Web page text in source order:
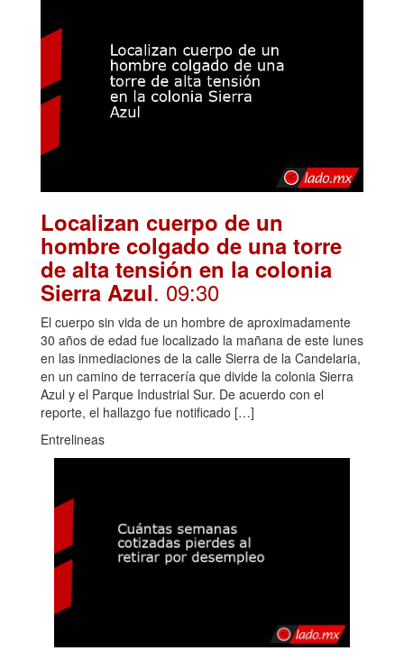
Localizan cuerpo de un
hombre colgado de una torre
de alta tensión en la colonia
Sierra Azul. 09:30
El cuerpo sin vida de un hombre de aproximadamente
30 años de edad fue localizado la mañana de este lunes
en las inmediaciones de la calle Sierra de la Candelaria,
en un camino de terracería que divide la colonia Sierra
Azul y el Parque Industrial Sur. De acuerdo con el
reporte, el hallazgo fue notificado […]
Entrelineas